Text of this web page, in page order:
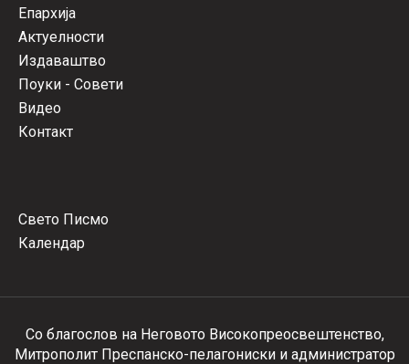
Епархија
Актуелности
Издаваштво
Поуки - Совети
Видео
Контакт
Свето Писмо
Календар
Со благослов на Неговото Високопреосвештенство,
Митрополит Преспанско-пелагониски и администратор